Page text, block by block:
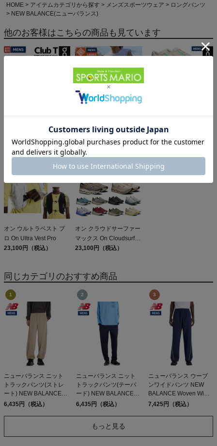
HOME
アイテムカテゴリから探す メンズスポーツウェア
ロングパンツ
NEW BALANCE(ニューバランス)
他のお客様はこちらの商品も見ています
スリーブレス
ELDORESO Boneman
Sleeveless
6,930円（税込）
3 On Cloudmonster
24,200円（税込）
オン ウルトラベスト プ
ロ On Ultra Vest Pro
23,100円（税込）
オン クラウドサーファー
マックス On Cloudsurfer
Max
23,100円（税込）
同じカテゴリのおすすめ商品
ニューバランス ニット
トラックパンツ(ストレ
ート) NEW BALANCE
Knit Track
6,435円（税込）
ニューバランス ニット
トラックパンツ(テーパ
ード) NEW BALANCE
Knit Track
6,435円（税込）
ニューバランス ウーブ
ンワイドパンツ NEW
BALANCE Woven Wide
Pants
7,425円（税込）
もっと見る